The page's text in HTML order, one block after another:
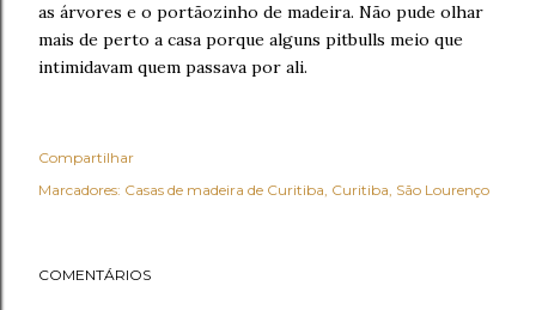
as árvores e o portãozinho de madeira. Não pude olhar
mais de perto a casa porque alguns pitbulls meio que
intimidavam quem passava por ali.
Compartilhar
Marcadores: Casas de madeira de Curitiba Curitiba São Lourenço
COMENTÁRIOS